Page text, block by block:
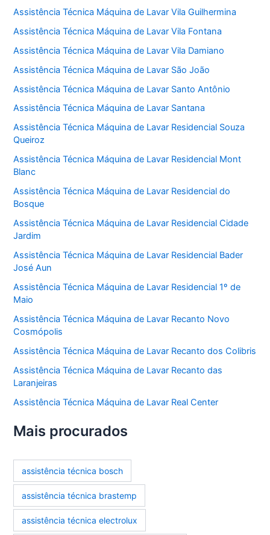
Assistência Técnica Máquina de Lavar Vila Guilhermina
Assistência Técnica Máquina de Lavar Vila Fontana
Assistência Técnica Máquina de Lavar Vila Damiano
Assistência Técnica Máquina de Lavar São João
Assistência Técnica Máquina de Lavar Santo Antônio
Assistência Técnica Máquina de Lavar Santana
Assistência Técnica Máquina de Lavar Residencial Souza
Queiroz
Assistência Técnica Máquina de Lavar Residencial Mont
Blanc
Assistência Técnica Máquina de Lavar Residencial do
Bosque
Assistência Técnica Máquina de Lavar Residencial Cidade
Jardim
Assistência Técnica Máquina de Lavar Residencial Bader
José Aun
Assistência Técnica Máquina de Lavar Residencial 1º de
Maio
Assistência Técnica Máquina de Lavar Recanto Novo
Cosmópolis
Assistência Técnica Máquina de Lavar Recanto dos Colibris
Assistência Técnica Máquina de Lavar Recanto das
Laranjeiras
Assistência Técnica Máquina de Lavar Real Center
Mais procurados
assistência técnica bosch
assistência técnica brastemp
assistência técnica electrolux